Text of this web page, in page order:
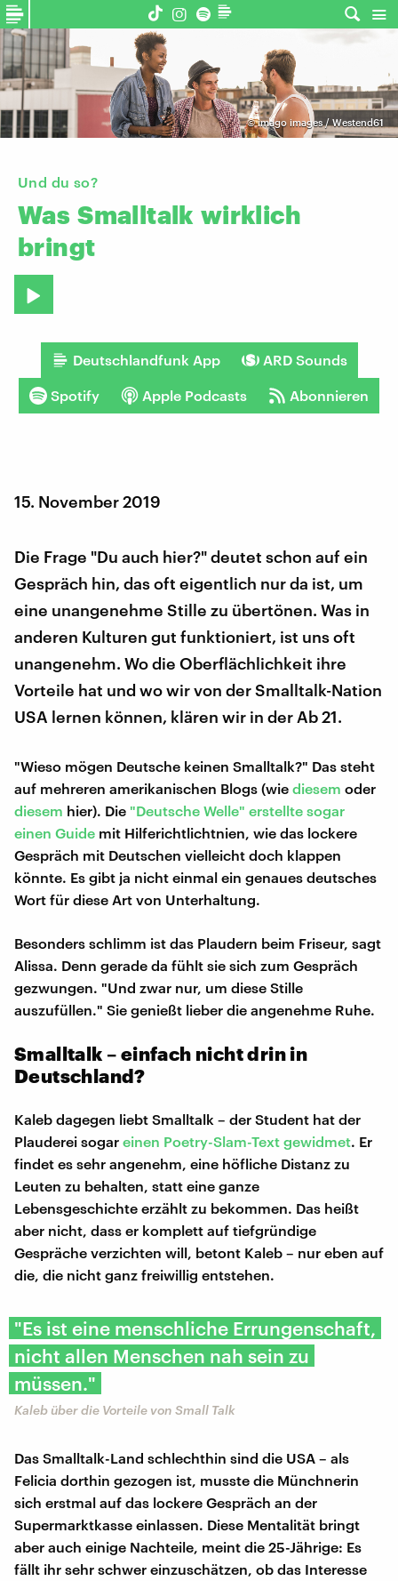
©imago images / Westend61
Und du so?
Was Smalltalk wirklich
bringt
Deutschlandfunk App ARD Sounds
Spotify Apple Podcasts Abonnieren
15. November 2019
Die Frage "Du auch hier?" deutet schon auf ein
Gespräch hin, das oft eigentlich nur da ist, um
eine unangenehme Stille zu übertönen. Was in
anderen Kulturen gut funktioniert, ist uns oft
unangenehm. Wo die Oberflächlichkeit ihre
Vorteile hat und wo wir von der Smalltalk-Nation
USA lernen können, klären wir in der Ab 21.
"Wieso mögen Deutsche keinen Smalltalk?" Das steht
auf mehreren amerikanischen Blogs (wie diesem oder
diesem hier). Die "Deutsche Welle" erstellte sogar
einen Guide mit Hilferichtlichtnien, wie das lockere
Gespräch mit Deutschen vielleicht doch klappen
könnte. Es gibt ja nicht einmal ein genaues deutsches
Wort für diese Art von Unterhaltung.
Besonders schlimm ist das Plaudern beim Friseur, sagt
Alissa. Denn gerade da fühlt sie sich zum Gespräch
gezwungen. "Und zwar nur, um diese Stille
auszufüllen." Sie genießt lieber die angenehme Ruhe.
Smalltalk – einfach nicht drin in
Deutschland?
Kaleb dagegen liebt Smalltalk – der Student hat der
Plauderei sogar einen Poetry-Slam-Text gewidmet. Er
findet es sehr angenehm, eine höfliche Distanz zu
Leuten zu behalten, statt eine ganze
Lebensgeschichte erzählt zu bekommen. Das heißt
aber nicht, dass er komplett auf tiefgründige
Gespräche verzichten will, betont Kaleb – nur eben auf
die, die nicht ganz freiwillig entstehen.
"Es ist eine menschliche Errungenschaft,
nicht allen Menschen nah sein zu
müssen."
Kaleb über die Vorteile von Small Talk
Das Smalltalk-Land schlechthin sind die USA – als
Felicia dorthin gezogen ist, musste die Münchnerin
sich erstmal auf das lockere Gespräch an der
Supermarktkasse einlassen. Diese Mentalität bringt
aber auch einige Nachteile, meint die 25-Jährige: Es
fällt ihr sehr schwer einzuschätzen, ob das Interesse